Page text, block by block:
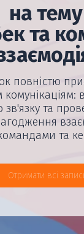
на тему
та
повністю
комунікаціям:
зв'язку та
та
Отримати всі